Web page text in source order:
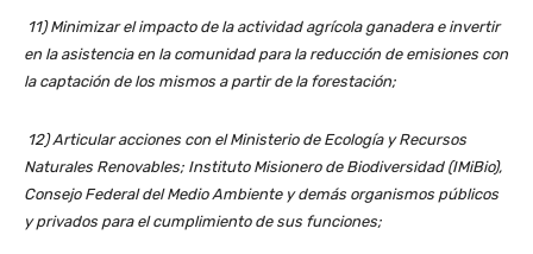
11) Minimizar el impacto de la actividad agrícola ganadera e invertir
en la asistencia en la comunidad para la reducción de emisiones con
la captación de los mismos a partir de la forestación;
12) Articular acciones con el Ministerio de Ecología y Recursos
Naturales Renovables; Instituto Misionero de Biodiversidad (IMiBio),
Consejo Federal del Medio Ambiente y demás organismos públicos
y privados para el cumplimiento de sus funciones;